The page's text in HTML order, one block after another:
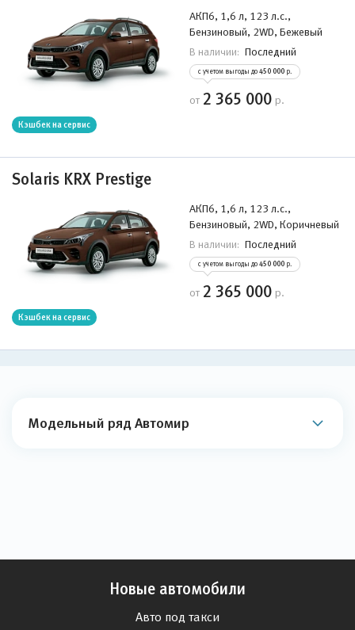
АКП6, 1,6 л, 123 л.с.,
Бензиновый, 2WD, Бежевый
В наличии: Последний
с учетом выгоды до 450 000 р.
от 2 365 000 р.
Кэшбек на сервис
Solaris KRX Prestige
АКП6, 1,6 л, 123 л.с.,
Бензиновый, 2WD, Коричневый
В наличии: Последний
с учетом выгоды до 450 000 р.
от 2 365 000 р.
Кэшбек на сервис
Модельный ряд Автомир
Новые автомобили
Авто под такси